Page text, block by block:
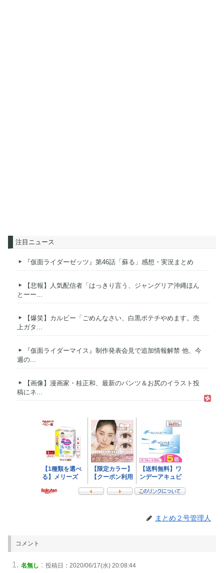
注目ニュース
『仮面ライダーゼッツ』第46話「蘇る」感想・実況まとめ
【悲報】人気配信者「はっきり言う、ジャングリア沖縄ほん
とーー...
【爆笑】カルビー「ごめんなさい、白黒ポテチやめます。売
上ガタ...
『仮面ライダーマイス』制作発表会見で追加情報解禁 他、今
週の...
【画像】漫画家・桂正和、最新のパンツ＆お尻のイラスト投
稿にネ...
まとめ２号管理人
コメント
名無し : 投稿日：2020/06/17(水) 20:08:44